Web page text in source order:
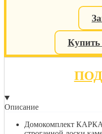
Купить
Описание
Домокомплект